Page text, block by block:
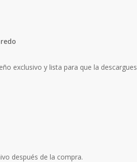
exclusivo y lista para que la descargues
después de la compra.